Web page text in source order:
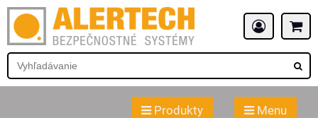
Produkty Menu